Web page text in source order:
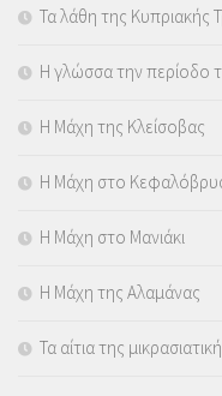
Τα λάθη της Κυπριακής
Η γλώσσα την περίοδο
Η Μάχη της Κλείσοβας
Η Μάχη στο
Η Μάχη στο Μανιάκι
Η Μάχη της Αλαμάνας
Τα αίτια της